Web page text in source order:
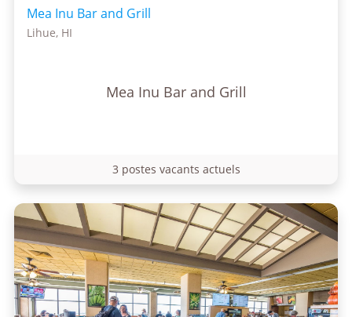
Mea Inu Bar and Grill
Lihue, HI
Mea Inu Bar and Grill
3 postes vacants actuels